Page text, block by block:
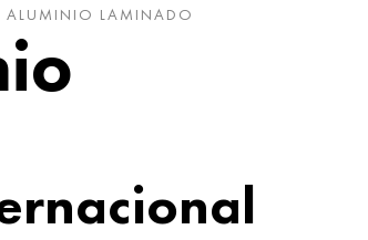
ALUMINIO LAMINADO